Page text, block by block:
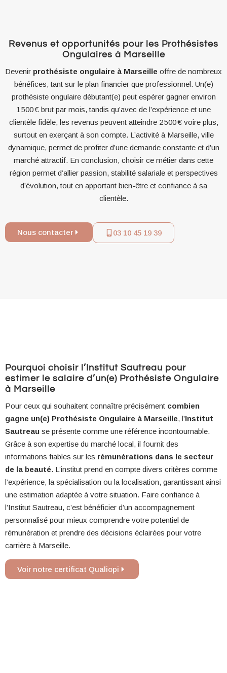
Revenus et opportunités pour les Prothésistes
Ongulaires à Marseille
Devenir prothésiste ongulaire à Marseille offre de nombreux
bénéfices, tant sur le plan financier que professionnel. Un(e)
prothésiste ongulaire débutant(e) peut espérer gagner environ
1 500 € brut par mois, tandis qu’avec de l’expérience et une
clientèle fidèle, les revenus peuvent atteindre 2 500 € voire plus,
surtout en exerçant à son compte. L’activité à Marseille, ville
dynamique, permet de profiter d’une demande constante et d’un
marché attractif. En conclusion, choisir ce métier dans cette
région permet d’allier passion, stabilité salariale et perspectives
d’évolution, tout en apportant bien-être et confiance à sa
clientèle.
Nous contacter 03 10 45 19 39
Pourquoi choisir l’Institut Sautreau pour
estimer le salaire d’un(e) Prothésiste Ongulaire
à Marseille
Pour ceux qui souhaitent connaître précisément combien
gagne un(e) Prothésiste Ongulaire à Marseille, l’Institut
Sautreau se présente comme une référence incontournable.
Grâce à son expertise du marché local, il fournit des
informations fiables sur les rémunérations dans le secteur
de la beauté. L’institut prend en compte divers critères comme
l’expérience, la spécialisation ou la localisation, garantissant ainsi
une estimation adaptée à votre situation. Faire confiance à
l’Institut Sautreau, c’est bénéficier d’un accompagnement
personnalisé pour mieux comprendre votre potentiel de
rémunération et prendre des décisions éclairées pour votre
carrière à Marseille.
Voir notre certificat Qualiopi